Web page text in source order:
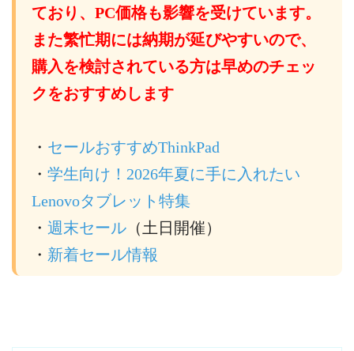
ており、PC価格も影響を受けています。
また繁忙期には納期が延びやすいので、
購入を検討されている方は早めのチェッ
クをおすすめします
・ セールおすすめThinkPad
・ 学生向け！2026年夏に手に入れたい
Lenovoタブレット特集
・ 週末セール （土日開催）
・ 新着セール情報